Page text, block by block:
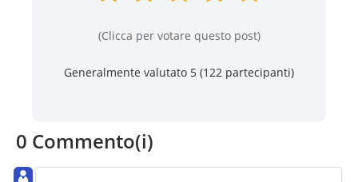
(Clicca per votare questo post)
Generalmente valutato 5 (122 partecipanti)
0 Commento(i)